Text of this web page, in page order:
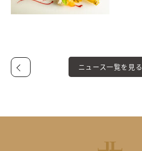
ニュース一覧を見る